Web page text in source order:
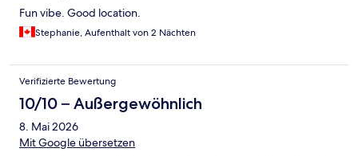
Fun vibe. Good location.
Stephanie, Aufenthalt von 2 Nächten
Verifizierte Bewertung
10/10 – Außergewöhnlich
8. Mai 2026
Mit Google übersetzen